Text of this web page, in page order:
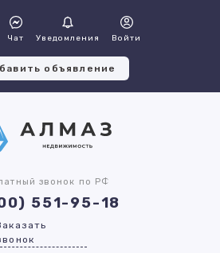
Чат Уведомления Войти
объявление
звонок по РФ
551-95-18